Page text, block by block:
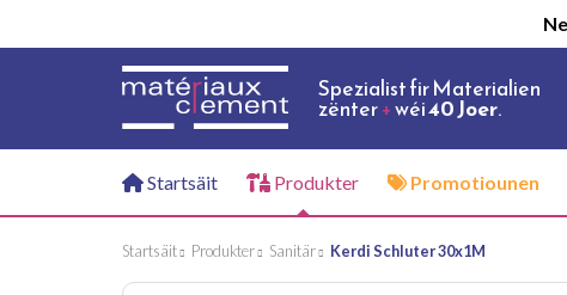
Spezialist fir Materialien
zënter+wéi40 Joer.
Startsäit Produkter Promotiounen
Startsäit Produkter Sanitär Kerdi Schluter 30x1M